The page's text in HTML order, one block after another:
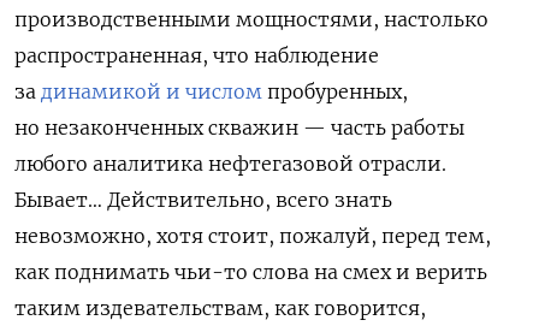
производственными мощностями, настолько
распространенная, что наблюдение
за динамикой и числом пробуренных,
но незаконченных скважин — часть работы
любого аналитика нефтегазовой отрасли.
Бывает… Действительно, всего знать
невозможно, хотя стоит, пожалуй, перед тем,
как поднимать чьи-то слова на смех и верить
таким издевательствам, как говорится,